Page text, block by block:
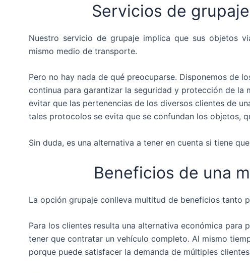
Servicios de
Nuestro servicio de grupaje implica que sus objetos
mismo medio de transporte.
Pero no hay nada de qué preocuparse. Disponemos de
continua para garantizar la seguridad y protección de la
evitar que las pertenencias de los diversos clientes de
tales protocolos se evita que se confundan los objetos,
Sin duda, es una alternativa a tener en cuenta si tiene
Beneficios de una
La opción grupaje conlleva multitud de beneficios tanto
Para los clientes resulta una alternativa económica para
tener que contratar un vehículo completo. Al mismo
porque puede satisfacer la demanda de múltiples